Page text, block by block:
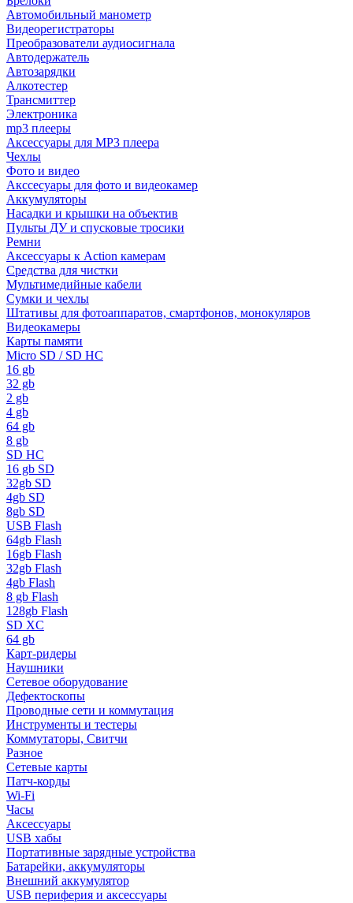
Автомобильный манометр
Видеорегистраторы
Преобразователи аудиосигнала
Автодержатель
Автозарядки
Алкотестер
Трансмиттер
Электроника
mp3 плееры
Аксессуары для MP3 плеера
Чехлы
Фото и видео
Акссесуары для фото и видеокамер
Аккумуляторы
Насадки и крышки на объектив
Пульты ДУ и спусковые тросики
Ремни
Аксессуары к Action камерам
Средства для чистки
Мультимедийные кабели
Сумки и чехлы
Штативы для фотоаппаратов, смартфонов, монокуляров
Видеокамеры
Карты памяти
Micro SD / SD HC
16 gb
32 gb
2 gb
4 gb
64 gb
8 gb
SD HC
16 gb SD
32gb SD
4gb SD
8gb SD
USB Flash
64gb Flash
16gb Flash
32gb Flash
4gb Flash
8 gb Flash
128gb Flash
SD XC
64 gb
Карт-ридеры
Наушники
Сетевое оборудование
Дефектоскопы
Проводные сети и коммутация
Инструменты и тестеры
Коммутаторы, Свитчи
Разное
Сетевые карты
Патч-корды
Wi-Fi
Часы
Аксессуары
USB хабы
Портативные зарядные устройства
Батарейки, аккумуляторы
Внешний аккумулятор
USB периферия и аксессуары